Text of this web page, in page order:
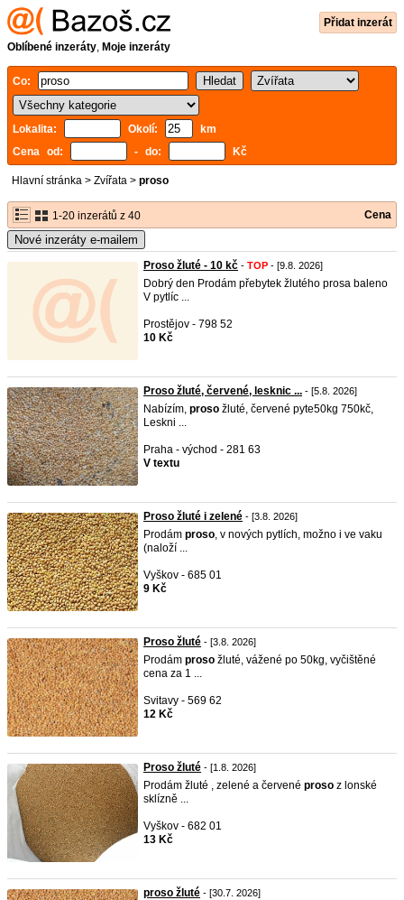
Přidat inzerát
Oblíbené inzeráty, Moje inzeráty
Co:
Lokalita: Okolí:
km
Cena od:
- do: Kč
Hlavní stránka > Zvířata > proso
1-20 inzerátů z 40 Cena
Nové inzeráty e-mailem
Proso žluté - 10 kč - TOP - [9.8. 2026]
Dobrý den Prodám přebytek žlutého prosa baleno
V pytlíc ...
Prostějov - 798 52
10 Kč
Proso žluté, červené, lesknic ... - [5.8. 2026]
Nabízím, proso žluté, červené pyte50kg 750kč,
Leskni ...
Praha - východ - 281 63
V textu
Proso žluté i zelené - [3.8. 2026]
Prodám proso, v nových pytlích, možno i ve vaku
(naloží ...
Vyškov - 685 01
9 Kč
Proso žluté - [3.8. 2026]
Prodám proso žluté, vážené po 50kg, vyčištěné
cena za 1 ...
Svitavy - 569 62
12 Kč
Proso žluté - [1.8. 2026]
Prodám žluté , zelené a červené proso z lonské
sklízně ...
Vyškov - 682 01
13 Kč
proso žluté - [30.7. 2026]